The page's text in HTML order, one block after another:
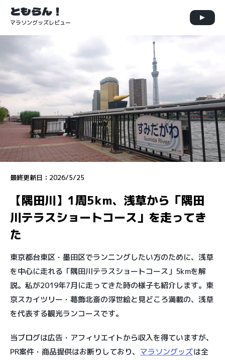
ともらん！
マラソングッズレビュー
最終更新日： 2026/5/25
【隅田川】1周5km、浅草から「隅田
川テラスショートコース」を走ってき
た
東京都台東区・墨田区でランニングしたい方のために、浅草
を中心に走れる「隅田川テラスショートコース」5kmを解
説。私が2019年7月に走ってきた時の様子も紹介します。東
京スカイツリー・葛飾北斎の浮世絵と見どころ満載の、浅草
を代表する観光ランコースです。
当ブログは広告・アフィリエイトから収入を得ていますが、
PR案件・商品提供はお断りしており、 マラソングッズは全